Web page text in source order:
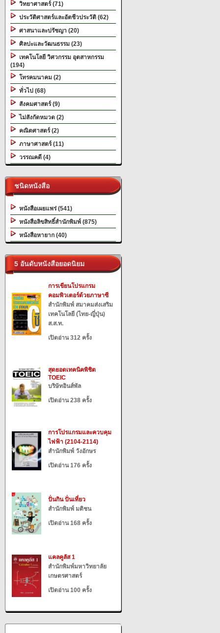
วิทยาศาสตร์ (71)
ประวัติศาสตร์และอัตชีวประวัติ (62)
ศาสนาและปรัชญา (20)
ศิลปะและวัฒนธรรม (23)
เทคโนโลยี วิศวกรรม อุตสาหกรรม
(194)
โทรคมนาคม (2)
ทั่วไป (68)
สังคมศาสตร์ (9)
ไม่สังกัดหมวด (2)
คณิตศาสตร์ (2)
ภาษาศาสตร์ (11)
วรรณคดี (4)
ชนิดหนังสือ
หนังสือเผยแพร่ (541)
หนังสือลิขสิทธิ์สำนักพิมพ์ (875)
หนังสือหายาก (40)
5 อันดับหนังสือยอดนิยม
การเขียนโปรแกรม
คอมพิวเตอร์ด้วยภาษาซี
สำนักพิมพ์ สมาคมส่งเสริม
เทคโนโลยี (ไทย-ญี่ปุ่น)
ส.ส.ท.
เปิดอ่าน 312 ครั้ง
สุดยอดเทคนิคพิชิต
TOEIC
บริษัทอินส์พัล
เปิดอ่าน 238 ครั้ง
การโปรแกรมและควบคุม
ไฟฟ้า (2104-2114)
สำนักพิมพ์ วังอักษร
เปิดอ่าน 176 ครั้ง
ปั่นกิน ปั่นเที่ยว
สำนักพิมพ์ มติชน
เปิดอ่าน 168 ครั้ง
แคลคูลัส 1
สำนักพิมพ์มหาวิทยาลัย
เกษตรศาสตร์
เปิดอ่าน 100 ครั้ง